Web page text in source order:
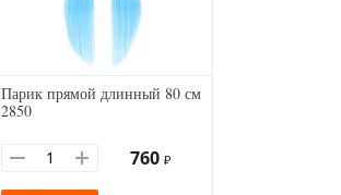
Парик прямой длинный 80 см
2850
760 ₽